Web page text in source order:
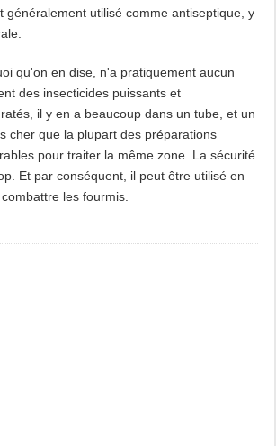
généralement utilisé comme antiseptique, y
qu'on en dise, n'a pratiquement aucun
des insecticides puissants et
il y en a beaucoup dans un tube, et un
cher que la plupart des préparations
pour traiter la même zone. La sécurité
Et par conséquent, il peut être utilisé en
les fourmis.